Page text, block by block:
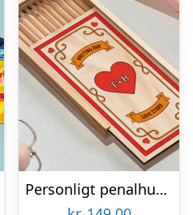
Personligt penalhus med Retrodesign